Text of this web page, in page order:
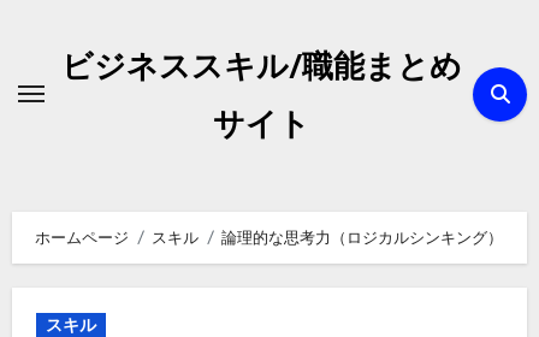
ビジネススキル/職能まとめ
サイト
ホームページ スキル 論理的な思考力（ロジカルシンキング）
スキル